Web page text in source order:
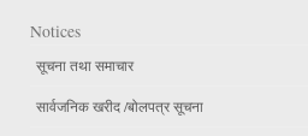
Notices
सूचना तथा समाचार
सार्वजनिक खरीद /बोलपत्र सूचना